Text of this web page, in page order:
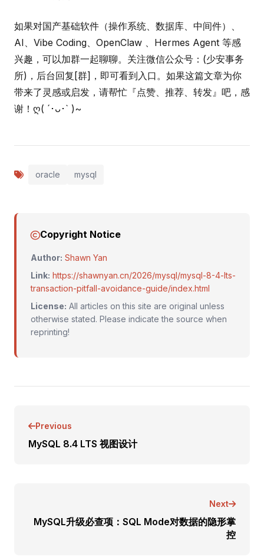
如果对国产基础软件（操作系统、数据库、中间件）、
AI、Vibe Coding、OpenClaw 、Hermes Agent 等感
兴趣，可以加群一起聊聊。关注微信公众号：(少安事务
所)，后台回复[群]，即可看到入口。如果这篇文章为你
带来了灵感或启发，请帮忙『点赞、推荐、转发』吧，感
谢！ღ( ´･ᴗ･` )~
oracle mysql
Copyright Notice
Author: Shawn Yan
Link: https://shawnyan.cn/2026/mysql/mysql-8-4-lts-
transaction-pitfall-avoidance-guide/index.html
License: All articles on this site are original unless
otherwise stated. Please indicate the source when
reprinting!
Previous
MySQL 8.4 LTS 视图设计
Next
MySQL升级必查项：SQL Mode对数据的隐形掌
控